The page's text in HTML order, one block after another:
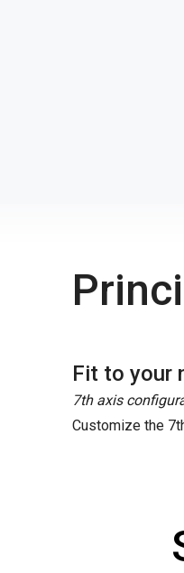
Fit to your
7th axis
Customize the